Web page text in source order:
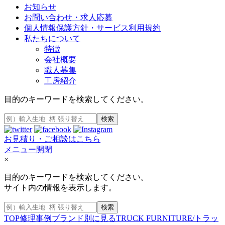
お知らせ
お問い合わせ・求人応募
個人情報保護方針・サービス利用規約
私たちについて
特徴
会社概要
職人募集
工房紹介
目的のキーワードを検索してください。
検索
お見積り・ご相談はこちら
メニュー開閉
×
目的のキーワードを検索してください。
サイト内の情報を表示します。
検索
TOP修理事例 ブランド別に見るTRUCK FURNITURE/トラッ